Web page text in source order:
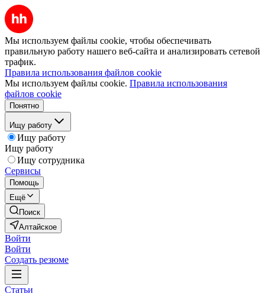
Мы используем файлы cookie, чтобы обеспечивать
правильную работу нашего веб-сайта и анализировать сетевой
трафик.
Правила использования файлов cookie
Мы используем файлы cookie. Правила использования
файлов cookie
Понятно
Ищу работу
Ищу работу
Ищу работу
Ищу сотрудника
Сервисы
Помощь
Ещё
Поиск
Алтайское
Войти
Войти
Создать резюме
Статьи